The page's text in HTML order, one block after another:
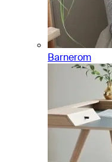
Barnerom